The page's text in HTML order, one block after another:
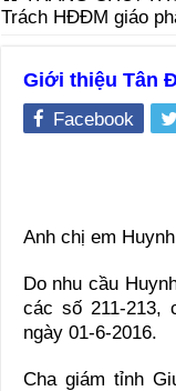
Trách HĐĐM giáo
Giới thiệu Tân
Facebook
Anh chị em
Do nhu cầu
các số 211-213,
ngày 01-6-2016.
Cha giám tỉnh